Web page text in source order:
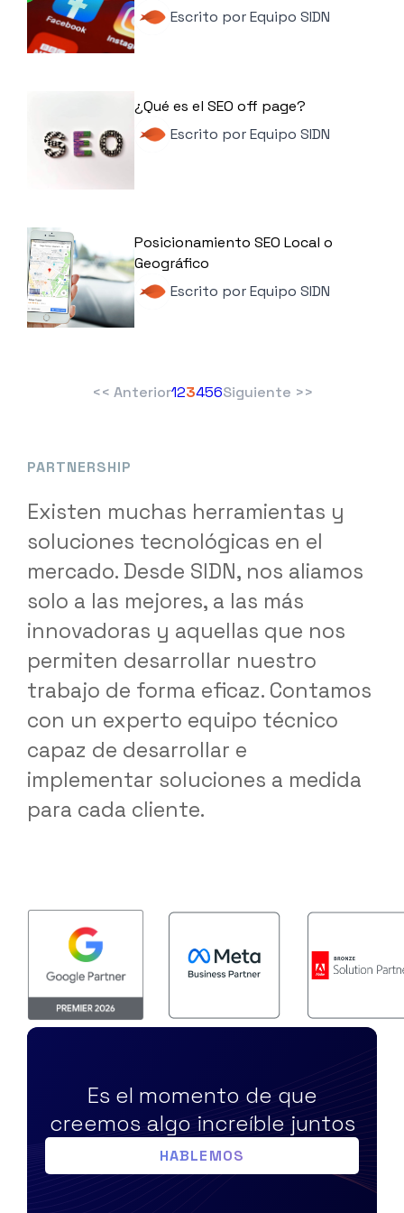
Escrito porEquipo SIDN
¿Qué es el SEO off page?
Escrito porEquipo SIDN
Posicionamiento SEO Local o
Geográfico
Escrito porEquipo SIDN
<< Anterior123456Siguiente >>
PARTNERSHIP
Existen muchas herramientas y
soluciones tecnológicas en el
mercado. Desde SIDN, nos aliamos
solo a las mejores, a las más
innovadoras y aquellas que nos
permiten desarrollar nuestro
trabajo de forma eficaz. Contamos
con un experto equipo técnico
capaz de desarrollar e
implementar soluciones a medida
para cada cliente.
Es el momento de que
creemos algo increíble juntos
HABLEMOS